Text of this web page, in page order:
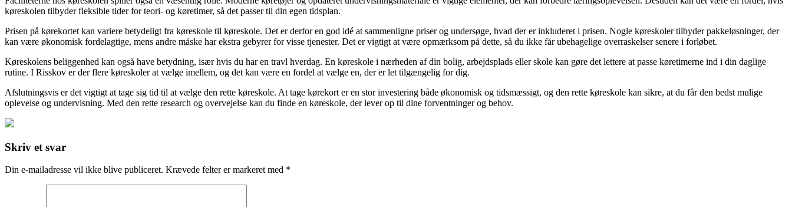
køreskolen tilbyder fleksible tider for teori- og køretimer, så det passer til din egen tidsplan.
Prisen på kørekortet kan variere betydeligt fra køreskole til køreskole. Det er derfor en god idé at sammenligne priser og undersøge, hvad der er inkluderet i prisen. Nogle køreskoler tilbyder pakkeløsninger, der
kan være økonomisk fordelagtige, mens andre måske har ekstra gebyrer for visse tjenester. Det er vigtigt at være opmærksom på dette, så du ikke får ubehagelige overraskelser senere i forløbet.
Køreskolens beliggenhed kan også have betydning, især hvis du har en travl hverdag. En køreskole i nærheden af din bolig, arbejdsplads eller skole kan gøre det lettere at passe køretimerne ind i din daglige
rutine. I Risskov er der flere køreskoler at vælge imellem, og det kan være en fordel at vælge en, der er let tilgængelig for dig.
Afslutningsvis er det vigtigt at tage sig tid til at vælge den rette køreskole. At tage kørekort er en stor investering både økonomisk og tidsmæssigt, og den rette køreskole kan sikre, at du får den bedst mulige
oplevelse og undervisning. Med den rette research og overvejelse kan du finde en køreskole, der lever op til dine forventninger og behov.
Skriv et svar
Din e-mailadresse vil ikke blive publiceret. Krævede felter er markeret med *